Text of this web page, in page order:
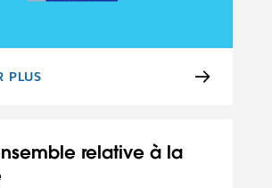
CONFIDENTIALITÉ
PLUS
relative à la